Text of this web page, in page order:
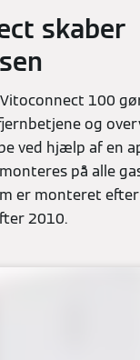
skaber
100
og
ved hjælp af en
på alle
er monteret
2010.